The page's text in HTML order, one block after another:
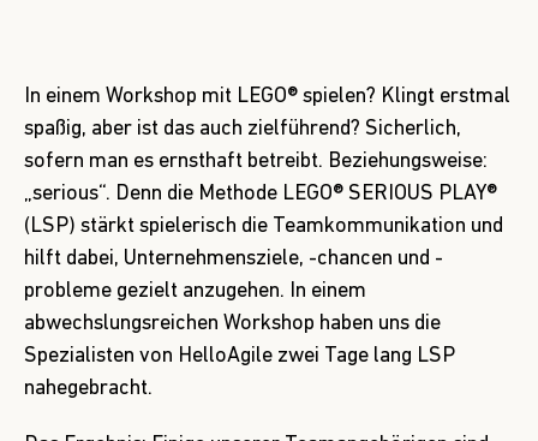
In einem Workshop mit LEGO® spielen? Klingt erstmal
spaßig, aber ist das auch zielführend? Sicherlich,
sofern man es ernsthaft betreibt. Beziehungsweise:
„serious“. Denn die Methode LEGO® SERIOUS PLAY®
(LSP) stärkt spielerisch die Teamkommunikation und
hilft dabei, Unternehmensziele, -chancen und -
probleme gezielt anzugehen. In einem
abwechslungsreichen Workshop haben uns die
Spezialisten von HelloAgile zwei Tage lang LSP
nahegebracht.